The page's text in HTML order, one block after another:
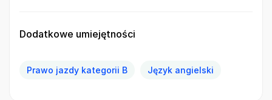
Dodatkowe umiejętności
Prawo jazdy kategorii B Język angielski